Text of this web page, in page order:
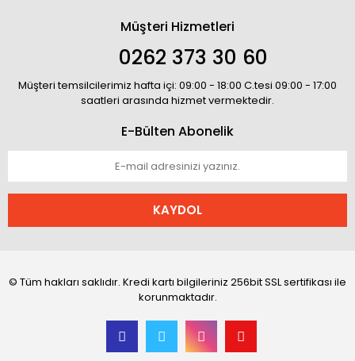
Müşteri Hizmetleri
0262 373 30 60
Müşteri temsilcilerimiz hafta içi: 09:00 - 18:00 C.tesi 09:00 - 17:00
saatleri arasında hizmet vermektedir.
E-Bülten Abonelik
KAYDOL
© Tüm hakları saklıdır. Kredi kartı bilgileriniz 256bit SSL sertifikası ile
korunmaktadır.